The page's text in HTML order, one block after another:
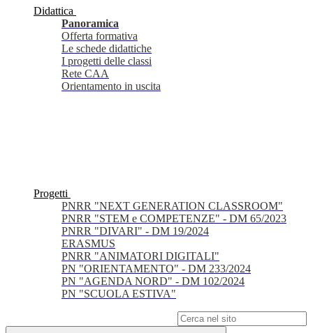
Didattica
Panoramica
Offerta formativa
Le schede didattiche
I progetti delle classi
Rete CAA
Orientamento in uscita
Progetti
PNRR "NEXT GENERATION CLASSROOM"
PNRR "STEM e COMPETENZE" - DM 65/2023
PNRR "DIVARI" - DM 19/2024
ERASMUS
PNRR "ANIMATORI DIGITALI"
PN "ORIENTAMENTO" - DM 233/2024
PN "AGENDA NORD" - DM 102/2024
PN "SCUOLA ESTIVA"